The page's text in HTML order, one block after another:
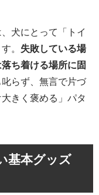
犬にとって「トイ
。 失敗している場
ち着ける場所に固
らず、無言で片づ
きく褒める」パタ
基本グッズ